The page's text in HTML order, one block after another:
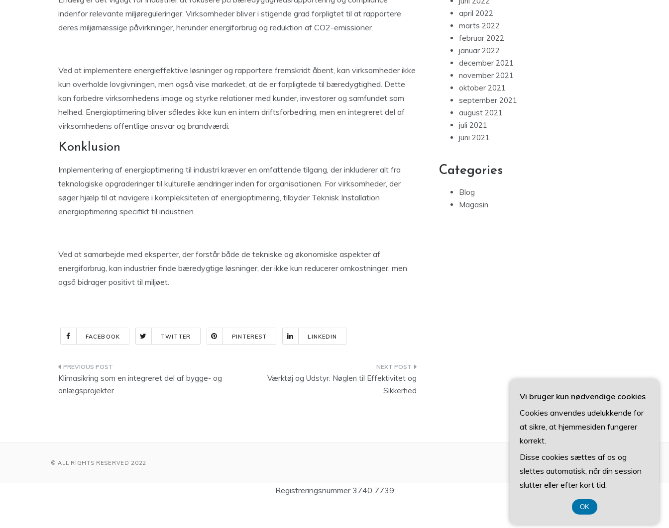
indenfor relevante miljøreguleringer. Virksomheder bliver i stigende grad forpligtet til at rapportere
deres miljømæssige påvirkninger, herunder energiforbrug og reduktion af CO2-emissioner.
Ved at implementere energieffektive løsninger og rapportere fremskridt åbent, kan virksomheder ikke
kun overholde lovgivningen, men også vise markedet, at de er forpligtede til bæredygtighed. Dette
kan forbedre virksomhedens image og styrke relationer med kunder, investorer og samfundet som
helhed. Energioptimering bliver således ikke kun en intern driftsforbedring, men en integreret del af
virksomhedens offentlige ansvar og brandværdi.
Konklusion
Implementering af energioptimering til industri kræver en omfattende tilgang, der inkluderer alt fra
teknologiske opgraderinger til kulturelle ændringer inden for organisationen. For virksomheder, der
søger hjælp til at navigere i kompleksiteten af energioptimering, tilbyder Teknisk Installation
energioptimering specifikt til industrien.
Ved at samarbejde med eksperter, der forstår både de tekniske og økonomiske aspekter af
energiforbrug, kan industrier finde bæredygtige løsninger, der ikke kun reducerer omkostninger, men
også bidrager positivt til miljøet.
FACEBOOK TWITTER PINTEREST LINKEDIN
Indlægsnavigation
Klimasikring som en integreret del af bygge- og
anlægsprojekter
Værktøj og Udstyr: Nøglen til Effektivitet og
Sikkerhed
april 2022
marts 2022
februar 2022
januar 2022
december 2021
november 2021
oktober 2021
september 2021
august 2021
juli 2021
juni 2021
Categories
Blog
Magasin
© ALL RIGHTS RESERVED 2022
Registreringsnummer 3740 7739
Vi bruger kun nødvendige cookies
Cookies anvendes udelukkende for
at sikre, at hjemmesiden fungerer
korrekt.
Disse cookies sættes af os og
slettes automatisk, når din session
slutter eller efter kort tid.
OK